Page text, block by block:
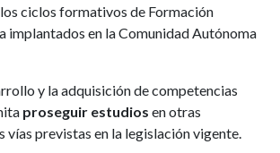
ciclos formativos de Formación
implantados en la Comunidad Autónoma
y la adquisición de competencias
proseguir estudios en otras
vías previstas en la legislación vigente.